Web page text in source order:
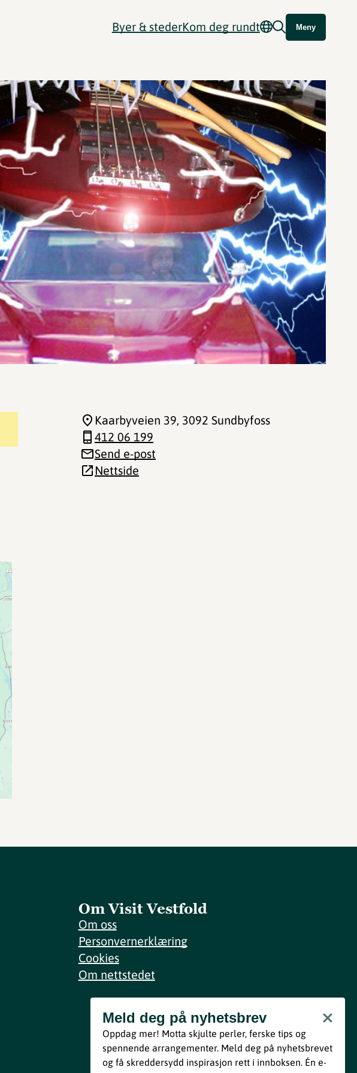
Byer & stederKom deg rundt Meny
Kaarbyveien 39, 3092 Sundbyfoss
412 06 199
Send e-post
Nettside
Om Visit Vestfold
Om oss
Personvernerklæring
Cookies
Om nettstedet
Meld deg på nyhetsbrev
Bli med
Ved å melde deg inn godtar du våre vilkår i henhold til vår
Meld deg på nyhetsbrev
Oppdag mer! Motta skjulte perler, ferske tips og
spennende arrangementer. Meld deg på nyhetsbrevet
og få skreddersydd inspirasjon rett i innboksen. Én e-